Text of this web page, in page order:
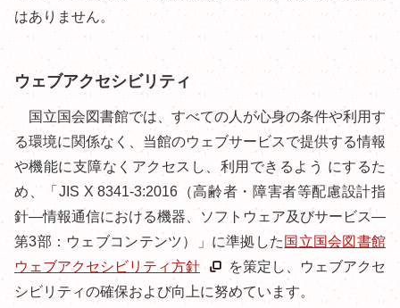
はありません。
ウェブアクセシビリティ
国立国会図書館では、すべての人が心身の条件や利用す
る環境に関係なく、当館のウェブサービスで提供する情報
や機能に支障なくアクセスし、利用できるよう にするた
め、「JIS X 8341-3:2016（高齢者・障害者等配慮設計指
針―情報通信における機器、ソフトウェア及びサービス―
第3部：ウェブコンテンツ）」に準拠した 国立国会図書館
ウェブアクセシビリティ方針
を策定し、ウェブアクセ
シビリティの確保および向上に努めています。